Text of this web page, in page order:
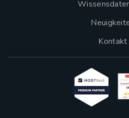
Kontakt